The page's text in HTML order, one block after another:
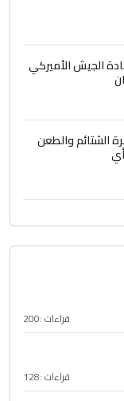
الجيش الأميركي
الشتائم والطعن
قراءات :200
قراءات :128